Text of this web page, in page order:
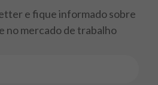
e fique informado sobre
no mercado de trabalho